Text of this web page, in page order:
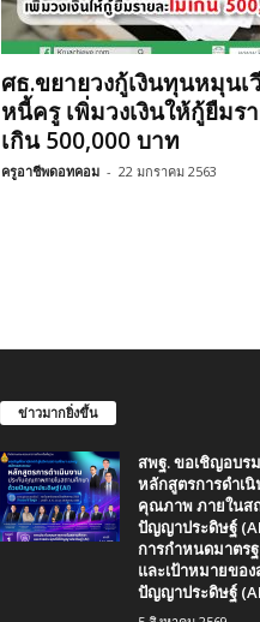
ศธ.ขยายวงกู้เงินทุนหมุนเ
หนี้ครู เพิ่มวงเงินให้กู้ยืมร
เกิน 500,000 บาท
ครูอาชีพดอทคอม - 22 มกราคม 2563
ข่าวมากยิ่งขึ้น
สพฐ. ขอเชิญอบร
หลักสูตรการดำเ
คุณภาพ ภายในส
ปัญญาประดิษฐ์
การกำหนดมาตร
และเป้าหมายขอ
ปัญญาประดิษฐ์